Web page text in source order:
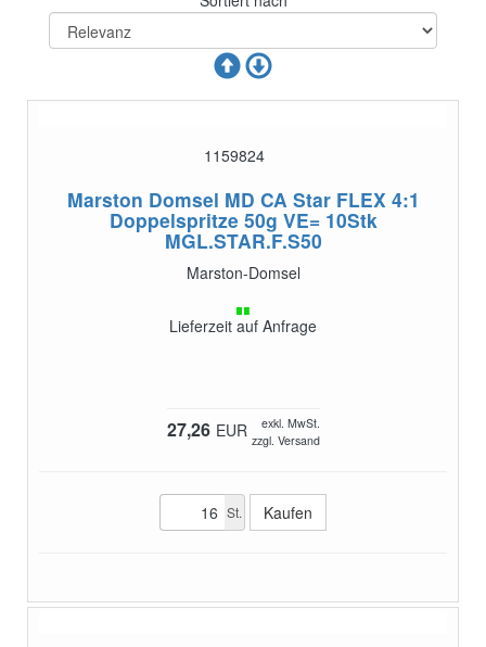
1159824
Marston Domsel MD CA Star FLEX 4:1
Doppelspritze 50g VE= 10Stk
MGL.STAR.F.S50
Marston-Domsel
Lieferzeit auf Anfrage
27,26 EUR
exkl. MwSt.
zzgl. Versand
St.